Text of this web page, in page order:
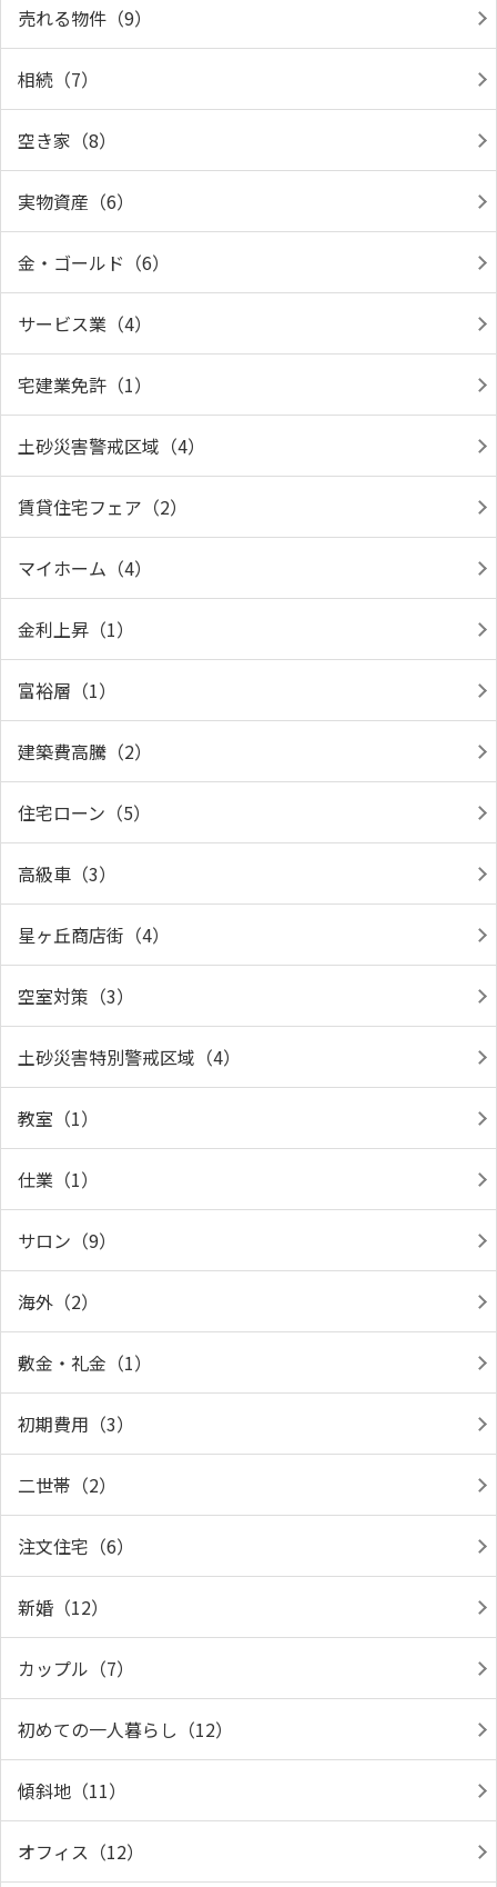
売れる物件（9）
相続（7）
空き家（8）
実物資産（6）
金・ゴールド（6）
サービス業（4）
宅建業免許（1）
土砂災害警戒区域（4）
賃貸住宅フェア（2）
マイホーム（4）
金利上昇（1）
富裕層（1）
建築費高騰（2）
住宅ローン（5）
高級車（3）
星ヶ丘商店街（4）
空室対策（3）
土砂災害特別警戒区域（4）
教室（1）
仕業（1）
サロン（9）
海外（2）
敷金・礼金（1）
初期費用（3）
二世帯（2）
注文住宅（6）
新婚（12）
カップル（7）
初めての一人暮らし（12）
傾斜地（11）
オフィス（12）